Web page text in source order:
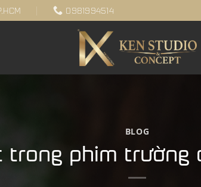
0981994514
BLOG
trong phim trường